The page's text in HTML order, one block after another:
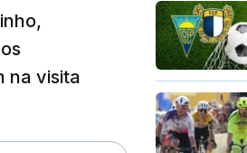
na visita